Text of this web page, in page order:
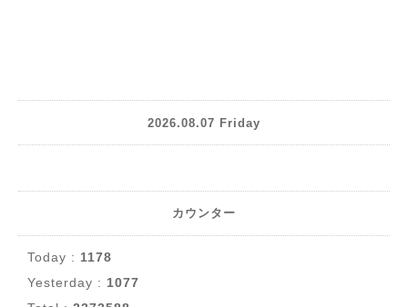
2026.08.07 Friday
カウンター
Today : 1178
Yesterday : 1077